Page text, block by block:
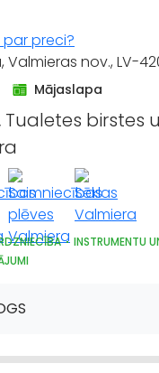
preci?
Valmieras nov., LV-
Mājaslapa
Tualetes birstes
INSTRUMENTU